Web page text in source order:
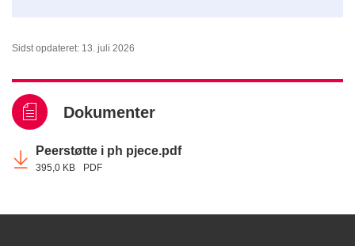
Sidst opdateret: 13. juli 2026
Dokumenter
Peerstøtte i ph pjece.pdf
395,0 KB PDF